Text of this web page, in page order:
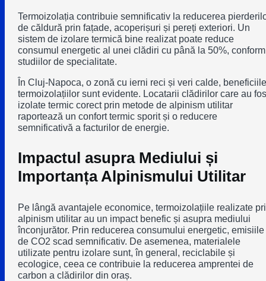
Termoizolația contribuie semnificativ la reducerea
de căldură prin fațade, acoperișuri și pereți exteriori. Un
sistem de izolare termică bine realizat poate reduce
consumul energetic al unei clădiri cu până la 50%, conform
studiilor de specialitate.
În Cluj-Napoca, o zonă cu ierni reci și veri calde, beneficiile
termoizolațiilor sunt evidente. Locatarii clădirilor care au
izolate termic corect prin metode de alpinism utilitar
raportează un confort termic sporit și o reducere
semnificativă a facturilor de energie.
Impactul asupra Mediului și
Importanța Alpinismului Utilitar
Pe lângă avantajele economice, termoizolațiile realizate
alpinism utilitar au un impact benefic și asupra mediului
înconjurător. Prin reducerea consumului energetic, emisiile
de CO2 scad semnificativ. De asemenea, materialele
utilizate pentru izolare sunt, în general, reciclabile și
ecologice, ceea ce contribuie la reducerea amprentei de
carbon a clădirilor din oraș.